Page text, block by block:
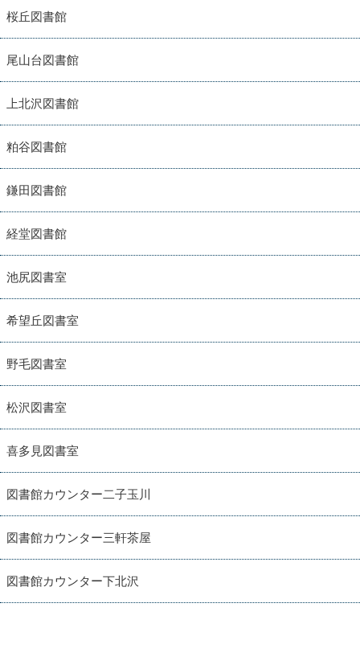
桜丘図書館
尾山台図書館
上北沢図書館
粕谷図書館
鎌田図書館
経堂図書館
池尻図書室
希望丘図書室
野毛図書室
松沢図書室
喜多見図書室
図書館カウンター二子玉川
図書館カウンター三軒茶屋
図書館カウンター下北沢